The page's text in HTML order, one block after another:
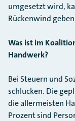
umgesetzt wird,
Rückenwind
Was ist im
Handwerk?
Bei Steuern und
schlucken. Die
die allermeisten
Prozent sind